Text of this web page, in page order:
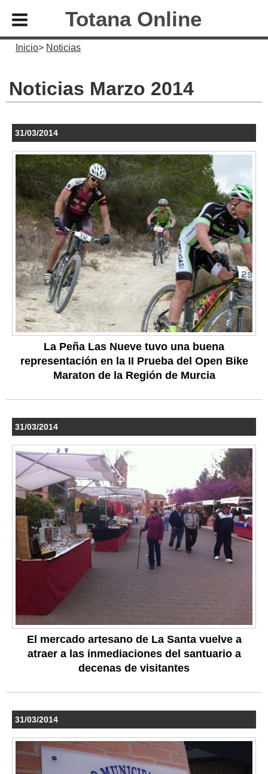
Totana Online
Inicio Noticias
Noticias Marzo 2014
31/03/2014
La Peña Las Nueve tuvo una buena
representación en la II Prueba del Open Bike
Maraton de la Región de Murcia
31/03/2014
El mercado artesano de La Santa vuelve a
atraer a las inmediaciones del santuario a
decenas de visitantes
31/03/2014